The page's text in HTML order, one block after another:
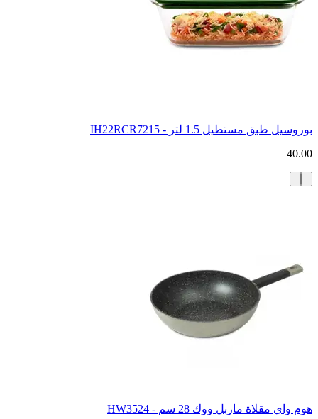
بوروسيل طبق مستطيل 1.5 لتر - IH22RCR7215
40.00
هوم واي مقلاة ماربل ووك 28 سم - HW3524